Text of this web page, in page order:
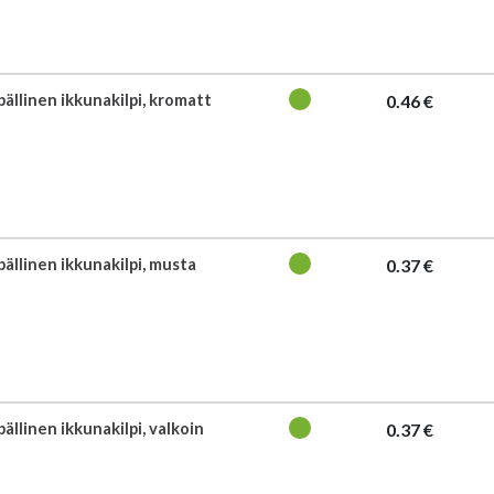
ikkunakilpi, kromatt 0.46 €
ikkunakilpi, musta 0.37 €
ikkunakilpi, valkoin 0.37 €